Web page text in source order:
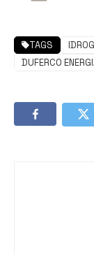
TAGS
DUFERCO